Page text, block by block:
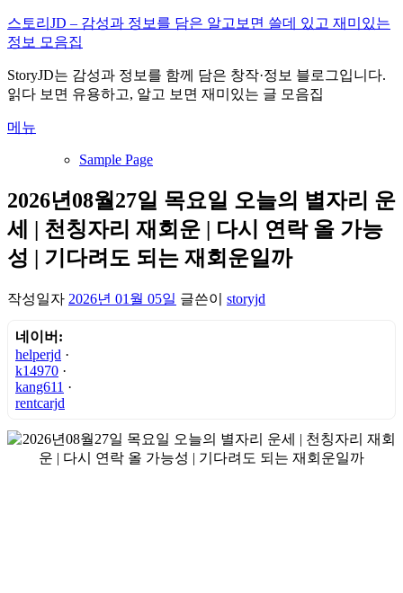
내
용
로
바
가
스토리JD – 감성과 정보를 담은 알고보면 쓸데 있고 재미있는
정보 모음집
StoryJD는 감성과 정보를 함께 담은 창작·정보 블로그입니다.
읽다 보면 유용하고, 알고 보면 재미있는 글 모음집
메뉴
Sample Page
2026년08월27일 목요일 오늘의 별자리 운
세 | 천칭자리 재회운 | 다시 연락 올 가능
성 | 기다려도 되는 재회운일까
작성일자 2026년 01월 05일 글쓴이 storyjd
네이버:
helperjd ·
k14970 ·
kang611 ·
rentcarjd